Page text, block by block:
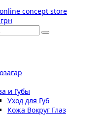
и Губы
Уход для Губ
Кожа Вокруг Глаз